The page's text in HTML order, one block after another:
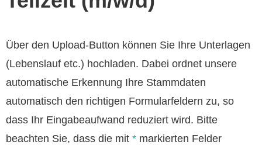
Über den Upload-Button können Sie Ihre Unterlagen
(Lebenslauf etc.) hochladen. Dabei ordnet unsere
automatische Erkennung Ihre Stammdaten
automatisch den richtigen Formularfeldern zu, so
dass Ihr Eingabeaufwand reduziert wird. Bitte
beachten Sie, dass die mit * markierten Felder